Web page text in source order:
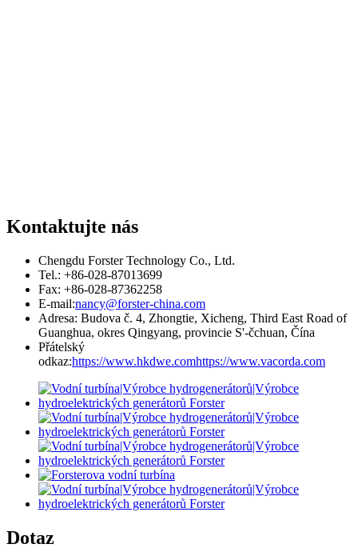
Kontaktujte nás
Chengdu Forster Technology Co., Ltd.
Tel.: +86-028-87013699
Fax: +86-028-87362258
E-mail:nancy@forster-china.com
Adresa: Budova č. 4, Zhongtie, Xicheng, Third East Road of
Guanghua, okres Qingyang, provincie S'-čchuan, Čína
Přátelský
odkaz:https://www.hkdwe.comhttps://www.vacorda.com
Dotaz